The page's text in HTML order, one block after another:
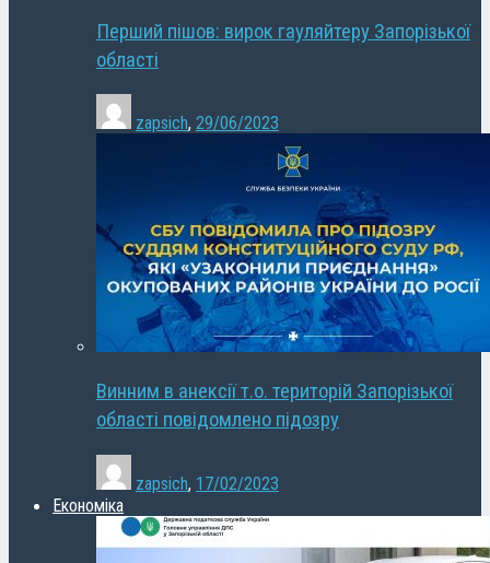
Перший пішов: вирок гауляйтеру Запорізької
області
zapsich, 29/06/2023
Винним в анексії т.о. територій Запорізької
області повідомлено підозру
zapsich, 17/02/2023
Економіка